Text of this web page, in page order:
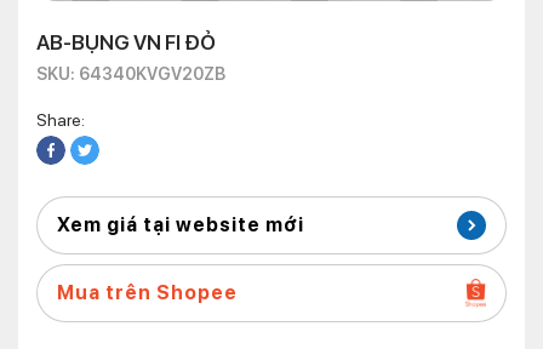
AB-BỤNG VN FI ĐỎ
SKU: 64340KVGV20ZB
Share:
Xem giá tại website mới
Mua trên Shopee